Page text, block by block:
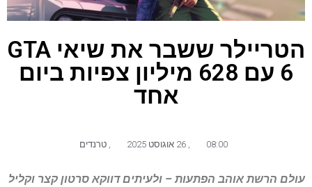
הטריילר ששבר את שיאי GTA
6 עם 628 מיליון צפיות ביום
אחד
08:00 26 אוגוסט 2025 טרנדים
עולם הרשת אוהב הפתעות – ולעיתים דווקא סרטון קצר וקליל